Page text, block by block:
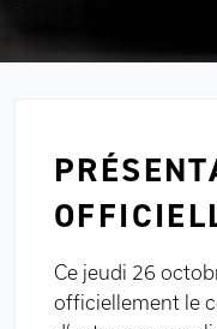
Ce jeudi 26
officiellement le